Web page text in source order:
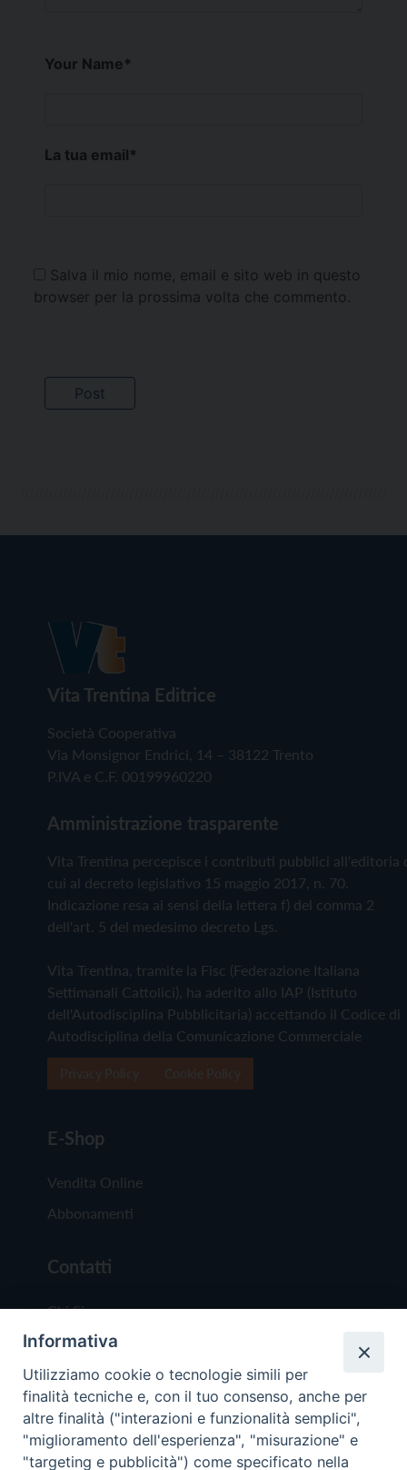
Your Name*
La tua email*
Salva il mio nome, email e sito web in questo
browser per la prossima volta che commento.
Vita Trentina Editrice
Società Cooperativa
Via Monsignor Endrici, 14 – 38122 Trento
P.IVA e C.F. 00199960220
Amministrazione trasparente
Vita Trentina percepisce i contributi pubblici all'editoria
cui al decreto legislativo 15 maggio 2017, n. 70.
Indicazione resa ai sensi della lettera f) del comma 2
dell'art. 5 del medesimo decreto Lgs.
Vita Trentina, tramite la Fisc (Federazione Italiana
Settimanali Cattolici), ha aderito allo IAP (Istituto
dell'Autodisciplina Pubblicitaria) accettando il Codice di
Autodisciplina della Comunicazione Commerciale
E-Shop
Vendita Online
Abbonamenti
Contatti
Chi Siamo
Redazione
Scrivici
Informativa
Utilizziamo cookie o tecnologie simili per
finalità tecniche e, con il tuo consenso, anche per
altre finalità ("interazioni e funzionalità semplici",
"miglioramento dell'esperienza", "misurazione" e
"targeting e pubblicità") come specificato nella